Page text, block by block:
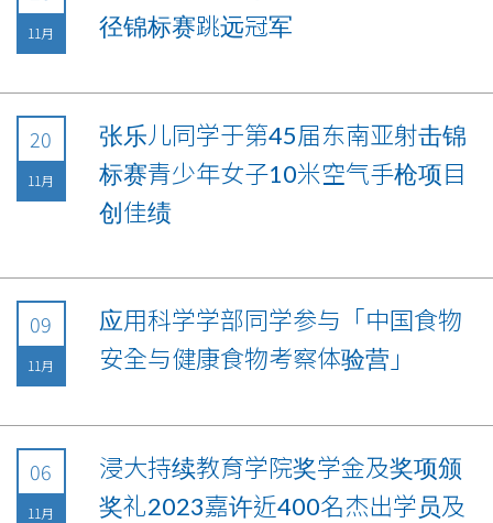
11月
径锦标赛跳远冠军
20
11月
张乐儿同学于第45届东南亚射击锦
标赛青少年女子10米空气手枪项目
创佳绩
09
11月
应用科学学部同学参与「中国食物
安全与健康食物考察体验营」
06
11月
浸大持续教育学院奖学金及奖项颁
奖礼2023嘉许近400名杰出学员及